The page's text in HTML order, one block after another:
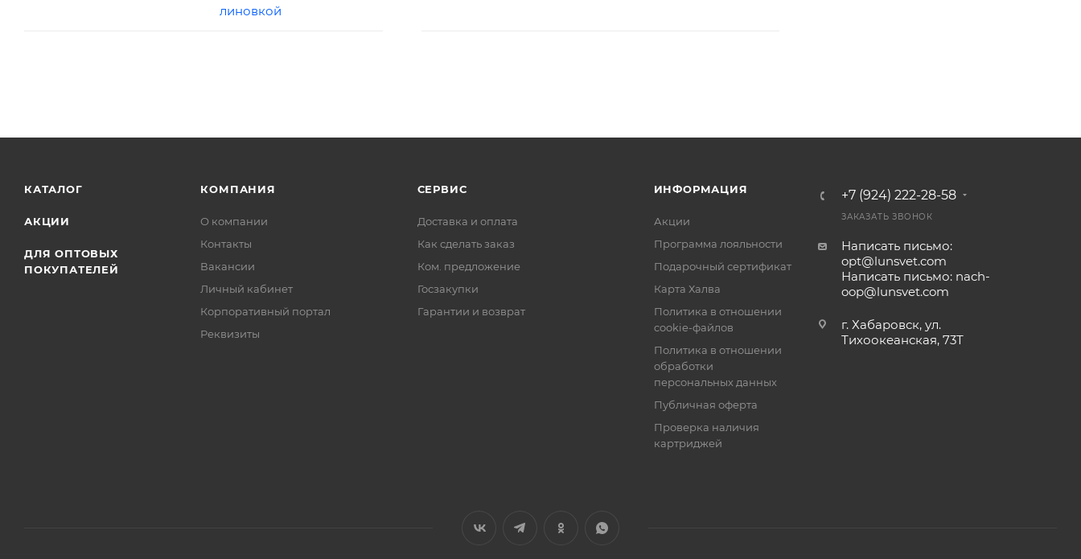
линовкой
КАТАЛОГ
АКЦИИ
ДЛЯ ОПТОВЫХ
ПОКУПАТЕЛЕЙ
КОМПАНИЯ
О компании
Контакты
Вакансии
Личный кабинет
Корпоративный портал
Реквизиты
СЕРВИС
Доставка и оплата
Как сделать заказ
Ком. предложение
Госзакупки
Гарантии и возврат
ИНФОРМАЦИЯ
Акции
Программа лояльности
Подарочный сертификат
Карта Халва
Политика в отношении
cookie-файлов
Политика в отношении
обработки
персональных данных
Публичная оферта
Проверка наличия
картриджей
+7 (924) 222-28-58
ЗАКАЗАТЬ ЗВОНОК
Написать письмо:
opt@lunsvet.com
Написать письмо: nach-
oop@lunsvet.com
г. Хабаровск, ул.
Тихоокеанская, 73Т